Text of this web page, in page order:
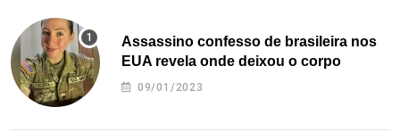
Assassino confesso de brasileira nos
EUA revela onde deixou o corpo
09/01/2023